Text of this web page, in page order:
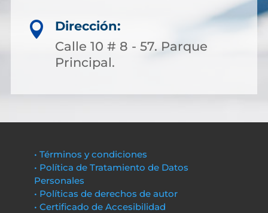

Dirección:
Calle 10 # 8 - 57. Parque
Principal.
• Términos y condiciones
• Política de Tratamiento de Datos
Personales
• Políticas de derechos de autor
• Certificado de Accesibilidad